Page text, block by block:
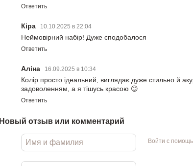
Ответить
Кіра 10.10.2025 в 22:04
Неймовірний набір! Дуже сподобалося
Ответить
Аліна 16.09.2025 в 10:34
Колір просто ідеальний, виглядає дуже стильно й
задоволенням, а я тішусь красою 😊
Ответить
Новый отзыв или комментарий
Войти с